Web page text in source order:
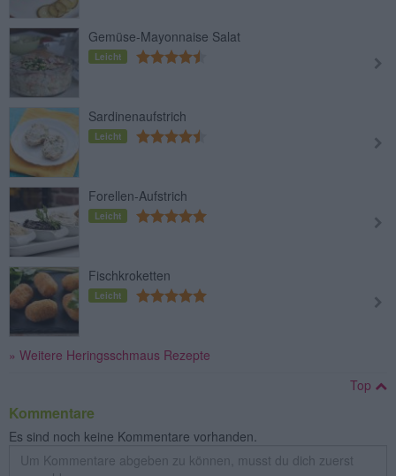
Gemüse-Mayonnaise Salat
Leicht
Sardinenaufstrich
Leicht
Forellen-Aufstrich
Leicht
Fischkroketten
Leicht
» Weitere Heringsschmaus Rezepte
Top
Kommentare
Es sind noch keine Kommentare vorhanden.